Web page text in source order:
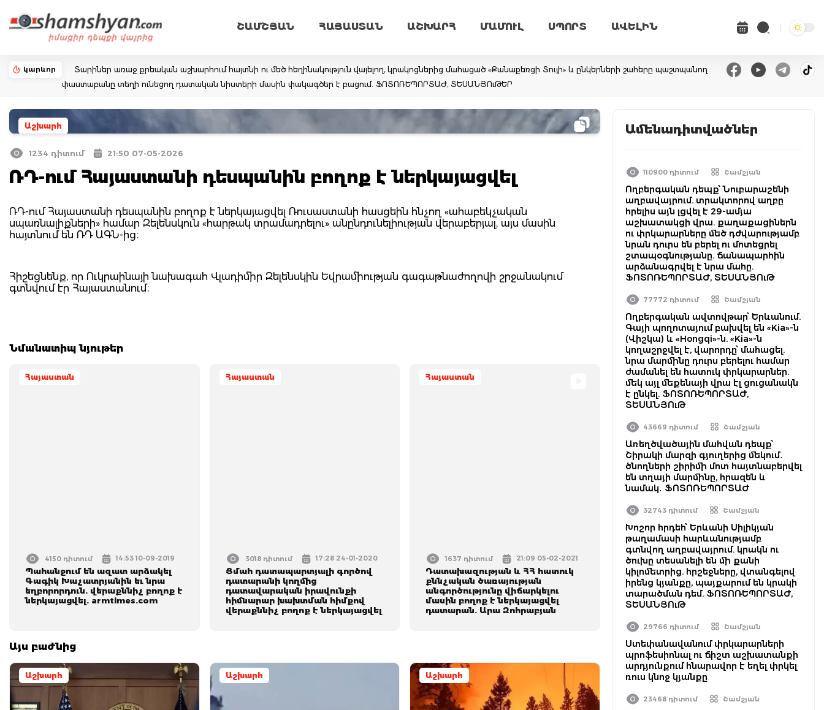
ՇԱՄՇՅԱՆ ՀԱՅԱՍՏԱՆ ԱՇԽԱՐՀ ՄԱՄՈՒԼ ՍՊՈՐՏ ԱՎԵԼԻՆ
կարևոր
Տարիներ առաջ քրեական աշխարհում հայտնի ու մեծ հեղինակություն վայելող, կրակոցներից մահացած «Քանաքեռցի Տույի» և ընկերների շահերը պաշտպանող
փաստաբանը տեղի ունեցող դատական նիստերի մասին փակագծեր է բացում. ՖՈՏՈՌԵՊՈՐՏԱԺ, ՏԵՍԱՆՅՈւԹԵՐ
Աշխարհ
1234 դիտում 21:50 07-05-2026
ՌԴ-ում Հայաստանի դեսպանին բողոք է ներկայացվել
ՌԴ-ում Հայաստանի դեսպանին բողոք է ներկայացվել Ռուսաստանի հասցեին հնչող «ահաբեկչական
սպառնալիքների» համար Զելենսկուն «հարթակ տրամադրելու» անընդունելիության վերաբերյալ, այս մասին
հայտնում են ՌԴ ԱԳՆ-ից։
Հիշեցնենք, որ Ուկրաինայի նախագահ Վլադիմիր Զելենսկին Եվրամիության գագաթնաժողովի շրջանակում
գտնվում էր Հայաստանում։
Նմանատիպ նյութեր
Հայաստան
4150 դիտում 14:53 10-09-2019
Պահանջում են ազատ արձակել
Գագիկ Խաչատրյանին եւ նրա
եղբորորդուն. վերաքննիչ բողոք է
ներկայացվել. armtimes.com
Հայաստան
3018 դիտում 17:28 24-01-2020
Ցմահ դատապարտյալի գործով
դատարանի կողմից
դատավարական իրավունքի
հիմնարար խախտման հիմքով
վերաքննիչ բողոք է ներկայացվել
Հայաստան
1637 դիտում 21:09 05-02-2021
Դատախազության և ՀՀ հատուկ
քննչական ծառայության
անգործությունը վիճարկելու
մասին բողոք է ներկայացվել
դատարան. Արա Զոհրաբյան
Այս բաժնից
Աշխարհ Աշխարհ Աշխարհ
Ամենադիտվածներ
110900 դիտում Շամշյան
Ողբերգական դեպք՝ Նուբարաշենի
աղբավայրում. տրակտորով աղբը
հրելիս այն լցվել է 29-ամյա
աշխատակցի վրա. քաղաքացիներն
ու փրկարարները մեծ դժվարությամբ
նրան դուրս են բերել ու մոտեցրել
շտապօգնությանը. ճանապարհին
արձանագրվել է նրա մահը.
ՖՈՏՈՌԵՊՈՐՏԱԺ, ՏԵՍԱՆՅՈւԹ
77772 դիտում Շամշյան
Ողբերգական ավտովթար՝ Երևանում.
Գայի պողոտայում բախվել են «Kia»-ն
(Վիշկա) և «Hongqi»-ն. «Kia»-ն
կողաշրջվել է, վարորդը՝ մահացել.
նրա մարմինը դուրս բերելու համար
ժամանել են հատուկ փրկարարներ.
մեկ այլ մեքենայի վրա էլ ցուցանակն
է ընկել. ՖՈՏՈՌԵՊՈՐՏԱԺ,
ՏԵՍԱՆՅՈւԹ
43669 դիտում Շամշյան
Առեղծվածային մահվան դեպք՝
Շիրակի մարզի գյուղերից մեկում․
ծնողների շիրիմի մոտ հայտնաբերվել
են տղայի մարմինը, հրազեն և
նամակ․ ՖՈՏՈՌԵՊՈՐՏԱԺ
32743 դիտում Շամշյան
Խոշոր հրդեհ՝ Երևանի Սիլիկյան
թաղամասի հարևանությամբ
գտնվող աղբավայրում. կրակն ու
ծուխը տեսանելի են մի քանի
կիլոմետրից. հրշեջները, վտանգելով
իրենց կյանքը, պայքարում են կրակի
տարածման դեմ. ՖՈՏՈՌԵՊՈՐՏԱԺ,
ՏԵՍԱՆՅՈւԹ
29766 դիտում Շամշյան
Ստեփանավանում փրկարարների
պրոֆեսիոնալ ու ճիշտ աշխատանքի
արդյունքում հնարավոր է եղել փրկել
ռուս կնոջ կյանքը
23468 դիտում Շամշյան